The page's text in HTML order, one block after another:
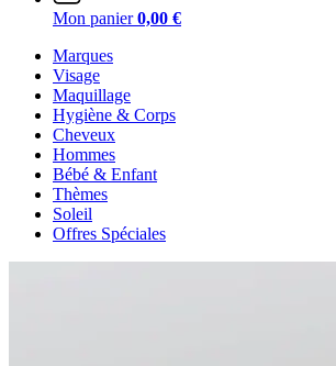
Mon panier 0,00 €
Marques
Visage
Maquillage
Hygiène & Corps
Cheveux
Hommes
Bébé & Enfant
Thèmes
Soleil
Offres Spéciales